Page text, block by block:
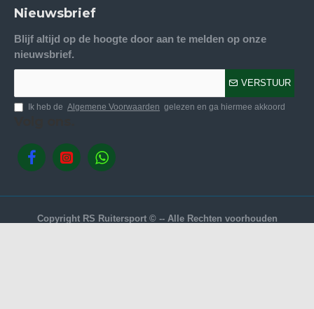
Nieuwsbrief
Blijf altijd op de hoogte door aan te melden op onze
nieuwsbrief.
VERSTUUR
Ik heb de Algemene Voorwaarden gelezen en ga hiermee akkoord
Copyright RS Ruitersport © -- Alle Rechten voorhouden